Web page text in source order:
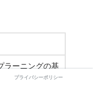
ラーニングの基
・法律・倫理・
プライバシーポリシー